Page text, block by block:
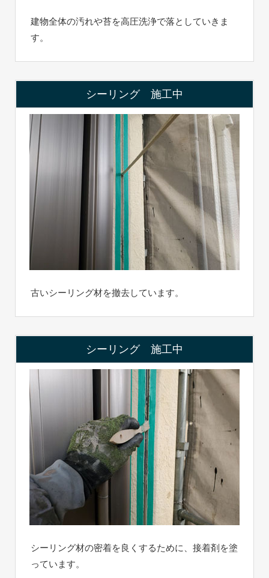
建物全体の汚れや苔を高圧洗浄で落としていきま
す。
シーリング 施工中
古いシーリング材を撤去しています。
シーリング 施工中
シーリング材の密着を良くするために、接着剤を塗
っています。